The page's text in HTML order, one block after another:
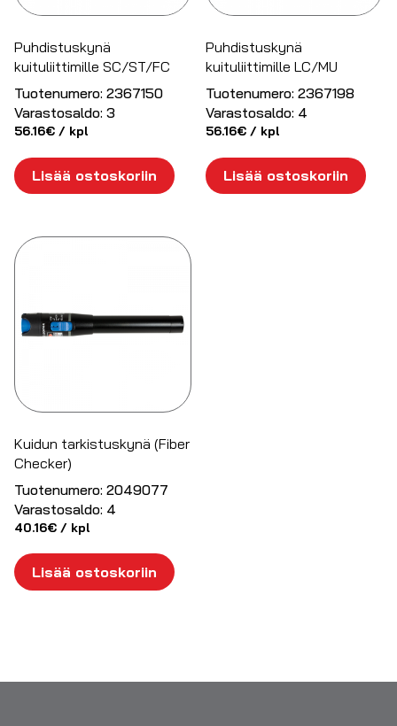
Puhdistuskynä
kuituliittimille SC/ST/FC
Tuotenumero: 2367150
Varastosaldo: 3
56.16€ / kpl
Lisää ostoskoriin
Puhdistuskynä
kuituliittimille LC/MU
Tuotenumero: 2367198
Varastosaldo: 4
56.16€ / kpl
Lisää ostoskoriin
Kuidun tarkistuskynä (Fiber
Checker)
Tuotenumero: 2049077
Varastosaldo: 4
40.16€ / kpl
Lisää ostoskoriin